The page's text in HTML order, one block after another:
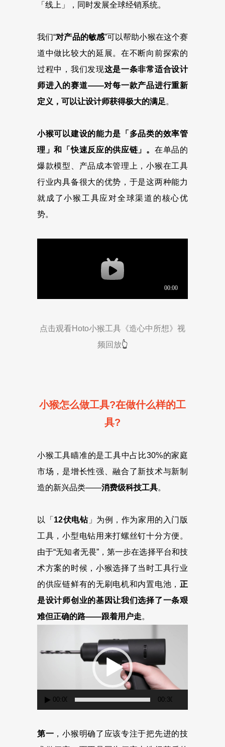
「线上」，同时发展全球经销系统。
我们“对产品的敏感”可以帮助小猴在这个赛
道中做比较大的延展。在不断向前探索的
过程中，我们发现这是一条非常适合设计
师进入的赛道——对每一款产品进行重新
定义，可以让设计师获得极大的满足。
小猴可以建设的能力是「多品类的效率管
理」和「快速反应的供应链」。 在单品的
爆款模型、产品成本管理上，小猴在工具
行业内具备很大的优势，于是这两种能力
就成了小猴工具应对全球渠道的核心优
势。
点击观看Hoto小猴工具《造心中所想》视
频回放👆
小猴怎么做工具?在做什么样的工
具?
小猴工具瞄准的是工具中占比30%的家庭
市场，是增长性强、融合了新技术与新制
造的新兴品类——消费级科技工具。
以「 12伏电钻」为例，作为家用的入门版
工具，小型电钻用来打螺丝钉十分方便。
由于“无知者无畏”，第一步在选择平台和技
术方案的时候，小猴选择了当时工具行业
的供应链鲜有的无刷电机和内置电池， 正
是设计师创业的基因让我们选择了一条艰
难但正确的路——跟着用户走。
频
播
放
器
00:00 00:30
第一 ，小猴明确了应该专注于把先进的技